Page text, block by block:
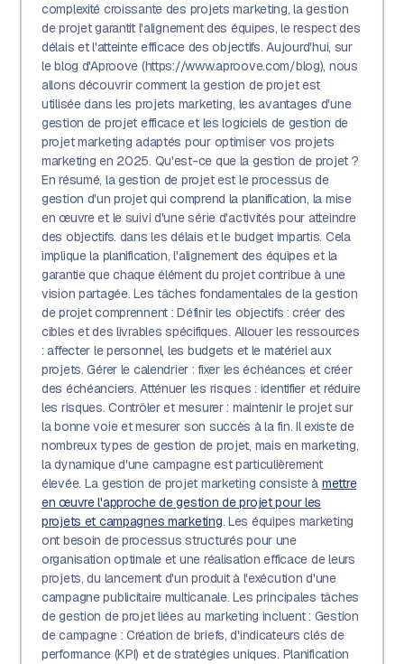
complexité croissante des projets marketing, la gestion
de projet garantit l'alignement des équipes, le respect des
délais et l'atteinte efficace des objectifs. Aujourd'hui, sur
le blog d'Aproove (https://www.aproove.com/blog), nous
allons découvrir comment la gestion de projet est
utilisée dans les projets marketing, les avantages d'une
gestion de projet efficace et les logiciels de gestion de
projet marketing adaptés pour optimiser vos projets
marketing en 2025. Qu'est-ce que la gestion de projet ?
En résumé, la gestion de projet est le processus de
gestion d'un projet qui comprend la planification, la mise
en œuvre et le suivi d'une série d'activités pour atteindre
des objectifs. dans les délais et le budget impartis. Cela
implique la planification, l'alignement des équipes et la
garantie que chaque élément du projet contribue à une
vision partagée. Les tâches fondamentales de la gestion
de projet comprennent : Définir les objectifs : créer des
cibles et des livrables spécifiques. Allouer les ressources
: affecter le personnel, les budgets et le matériel aux
projets. Gérer le calendrier : fixer les échéances et créer
des échéanciers. Atténuer les risques : identifier et réduire
les risques. Contrôler et mesurer : maintenir le projet sur
la bonne voie et mesurer son succès à la fin. Il existe de
nombreux types de gestion de projet, mais en marketing,
la dynamique d'une campagne est particulièrement
élevée. La gestion de projet marketing consiste à mettre
en œuvre l'approche de gestion de projet pour les
projets et campagnes marketing. Les équipes marketing
ont besoin de processus structurés pour une
organisation optimale et une réalisation efficace de leurs
projets, du lancement d'un produit à l'exécution d'une
campagne publicitaire multicanale. Les principales tâches
de gestion de projet liées au marketing incluent : Gestion
de campagne : Création de briefs, d'indicateurs clés de
performance (KPI) et de stratégies uniques. Planification